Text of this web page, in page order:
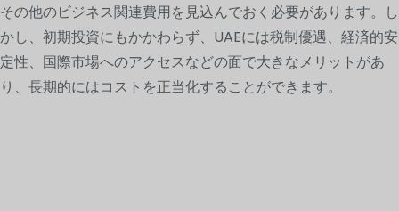
その他のビジネス関連費用を見込んでおく必要があります。し
かし、初期投資にもかかわらず、UAEには税制優遇、経済的安
定性、国際市場へのアクセスなどの面で大きなメリットがあ
り、長期的にはコストを正当化することができます。